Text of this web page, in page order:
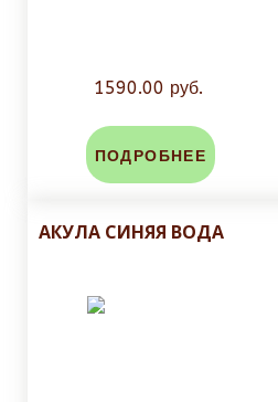
1590.00 руб.
ПОДРОБНЕЕ
АКУЛА СИНЯЯ ВОДА